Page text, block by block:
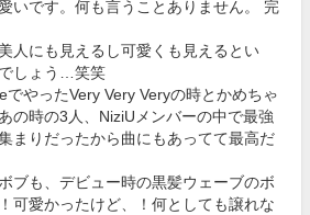
いです。何も言うことありません。 完
人にも見えるし可愛くも見えるとい
しょう…笑笑
でやったVery Very Veryの時とかめちゃ
の時の3人、NiziUメンバーの中で最強
まりだったから曲にもあってて最高だ
ブも、デビュー時の黒髪ウェーブのボ
可愛かったけど、！何としても譲れな